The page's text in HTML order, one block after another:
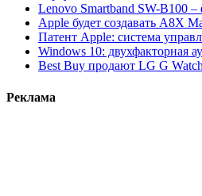
Lenovo Smartband SW-B100 –
Apple будет создавать A8X
Патент Apple: система
Windows 10: двухфакторная
Best Buy продают LG G
Реклама